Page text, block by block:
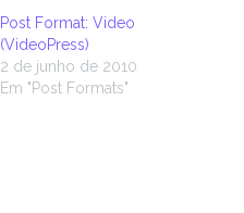
Post Format: Video
(VideoPress)
2 de junho de 2010
Em "Post Formats"